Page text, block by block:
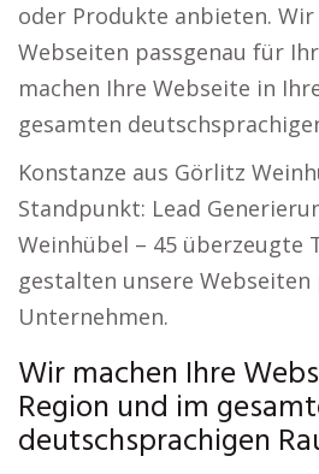
oder Produkte anbieten.
Webseiten passgenau für
machen Ihre Webseite in
gesamten
Konstanze aus Görlitz
Standpunkt: Lead
Weinhübel – 45 überzeugte
gestalten unsere
Unternehmen.
Wir machen Ihre
Region und im
deutschsprachigen